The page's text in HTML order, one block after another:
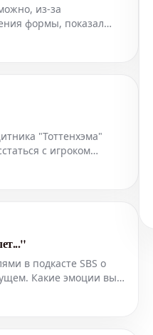
из-за
формы, показал
своей команды, а
"Тоттенхэма"
с игроком
в данном случае
в подкасте SBS о
Какие эмоции вы
30 лет. Для нас